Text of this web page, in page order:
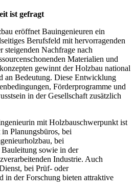
ist gefragt
eröffnet Bauingenieuren ein
Berufsfeld mit hervorragenden
steigenden Nachfrage nach
Materialien und
gewinnt der Holzbau national
an Bedeutung. Diese Entwicklung
Förderprogramme und
in der Gesellschaft zusätzlich
mit Holzbauschwerpunkt ist
Planungsbüros, bei
bei
sowie in der
Industrie. Auch
bei Prüf- oder
in der Forschung bieten attraktive